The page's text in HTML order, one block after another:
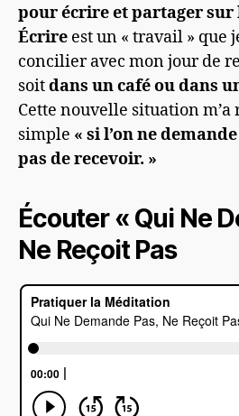
pour écrire et partager sur
Écrire est un « travail » que
concilier avec mon jour de
soitdans un café ou dans
Cette nouvelle situation
simple « si l’on ne
pas de recevoir. »
Écouter « Qui Ne
Ne Reçoit Pas